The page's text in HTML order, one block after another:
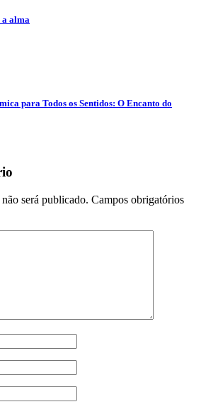
a alma
para Todos os Sentidos: O Encanto do
será publicado. Campos obrigatórios